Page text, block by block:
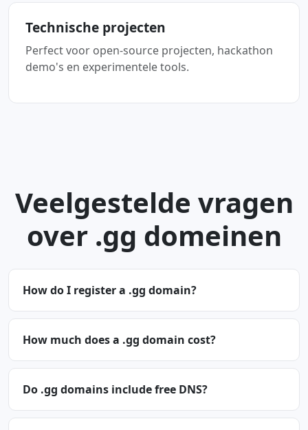
Technische projecten
Perfect voor open-source projecten, hackathon
demo's en experimentele tools.
Veelgestelde vragen
over .gg domeinen
How do I register a .gg domain?
How much does a .gg domain cost?
Do .gg domains include free DNS?